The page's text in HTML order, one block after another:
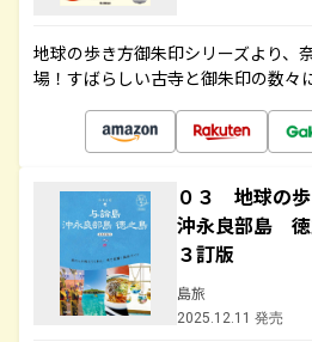
地球の歩き方御朱印シリーズより、
場！すばらしい古寺と御朱印の数々
０３ 地球の
沖永良部島
３訂版
島旅
2025.12.11 発売